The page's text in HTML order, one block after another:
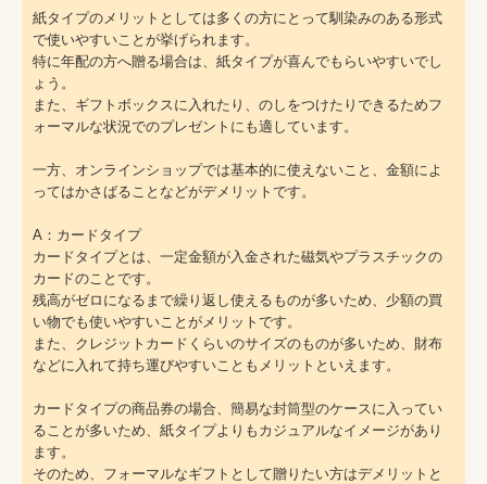
紙タイプのメリットとしては多くの方にとって馴染みのある形式
で使いやすいことが挙げられます。
特に年配の方へ贈る場合は、紙タイプが喜んでもらいやすいでし
ょう。
また、ギフトボックスに入れたり、のしをつけたりできるためフ
ォーマルな状況でのプレゼントにも適しています。
一方、オンラインショップでは基本的に使えないこと、金額によ
ってはかさばることなどがデメリットです。
A：カードタイプ
カードタイプとは、一定金額が入金された磁気やプラスチックの
カードのことです。
残高がゼロになるまで繰り返し使えるものが多いため、少額の買
い物でも使いやすいことがメリットです。
また、クレジットカードくらいのサイズのものが多いため、財布
などに入れて持ち運びやすいこともメリットといえます。
カードタイプの商品券の場合、簡易な封筒型のケースに入ってい
ることが多いため、紙タイプよりもカジュアルなイメージがあり
ます。
そのため、フォーマルなギフトとして贈りたい方はデメリットと